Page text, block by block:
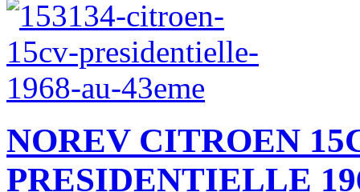
NOREV CITROEN
PRESIDENTIELLE